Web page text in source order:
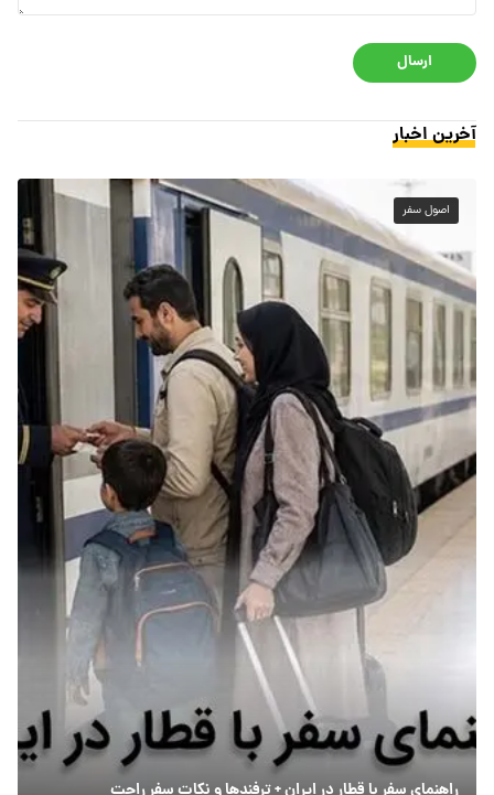
ارسال
آخرین اخبار
اصول سفر